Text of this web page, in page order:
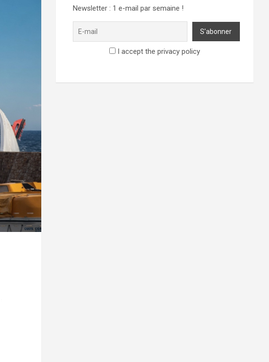
Newsletter : 1 e-mail par semaine !
I accept the privacy policy